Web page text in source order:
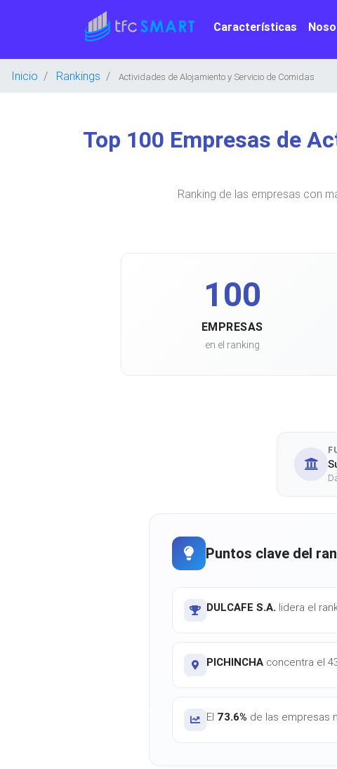
Características
Inicio Rankings Actividades de Alojamiento y Servicio de Comidas
Top 100 Empresas de
Ranking de las empresas con
100
EMPRESAS
en el ranking
Puntos clave del
DULCAFE S.A. lidera el
PICHINCHA concentra el
El 73.6% de las empresas